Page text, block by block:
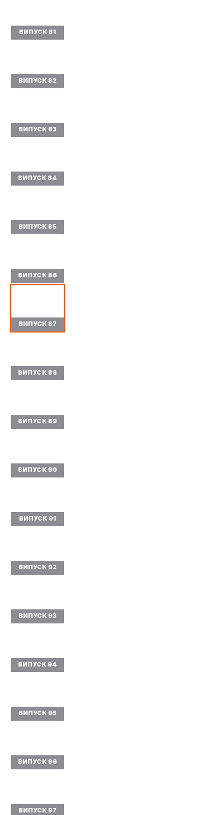
ВИПУСК 81
ВИПУСК 82
ВИПУСК 83
ВИПУСК 84
ВИПУСК 85
ВИПУСК 86
ВИПУСК 87
ВИПУСК 88
ВИПУСК 89
ВИПУСК 90
ВИПУСК 91
ВИПУСК 92
ВИПУСК 93
ВИПУСК 94
ВИПУСК 95
ВИПУСК 96
ВИПУСК 97